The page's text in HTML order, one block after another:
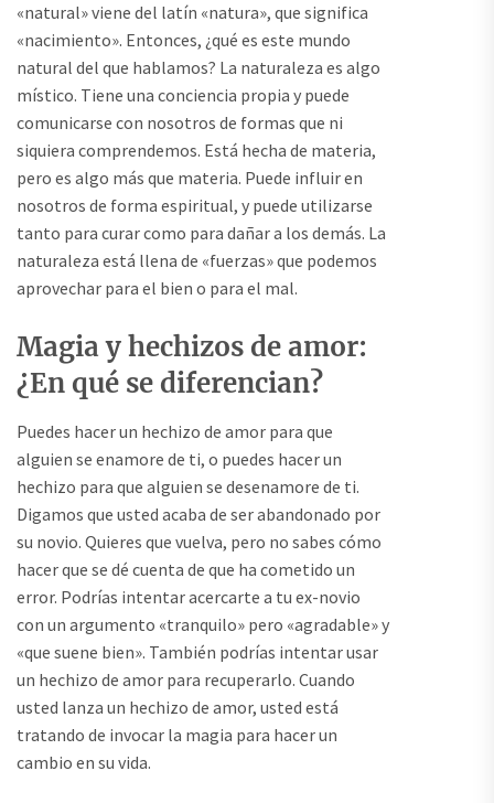
«natural» viene del latín «natura», que significa
«nacimiento». Entonces, ¿qué es este mundo
natural del que hablamos? La naturaleza es algo
místico. Tiene una conciencia propia y puede
comunicarse con nosotros de formas que ni
siquiera comprendemos. Está hecha de materia,
pero es algo más que materia. Puede influir en
nosotros de forma espiritual, y puede utilizarse
tanto para curar como para dañar a los demás. La
naturaleza está llena de «fuerzas» que podemos
aprovechar para el bien o para el mal.
Magia y hechizos de amor:
¿En qué se diferencian?
Puedes hacer un hechizo de amor para que
alguien se enamore de ti, o puedes hacer un
hechizo para que alguien se desenamore de ti.
Digamos que usted acaba de ser abandonado por
su novio. Quieres que vuelva, pero no sabes cómo
hacer que se dé cuenta de que ha cometido un
error. Podrías intentar acercarte a tu ex-novio
con un argumento «tranquilo» pero «agradable» y
«que suene bien». También podrías intentar usar
un hechizo de amor para recuperarlo. Cuando
usted lanza un hechizo de amor, usted está
tratando de invocar la magia para hacer un
cambio en su vida.